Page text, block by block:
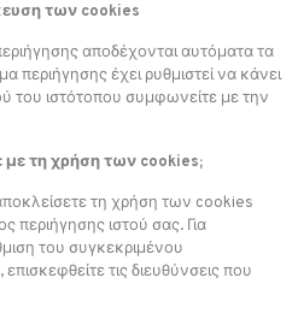
των cookies
αποδέχονται αυτόματα τα
περιήγησης έχει ρυθμιστεί να κάνει
του ιστότοπου συμφωνείτε με την
με τη χρήση των cookies;
τη χρήση των cookies
περιήγησης ιστού σας. Για
του συγκεκριμένου
τις διευθύνσεις που